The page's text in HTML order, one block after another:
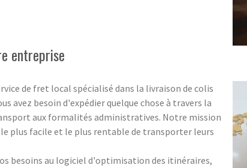
entreprise
de fret local spécialisé dans la livraison de colis
avez besoin d'expédier quelque chose à travers la
aux formalités administratives. Notre mission
plus facile et le plus rentable de transporter leurs
besoins au logiciel d'optimisation des itinéraires,